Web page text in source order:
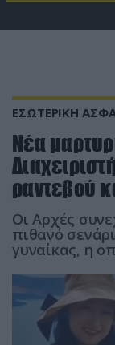
ΕΣΩΤΕΡΙΚΗ
Νέα
ραντεβού
Οι Αρχές
πιθανό
γυναίκας, η